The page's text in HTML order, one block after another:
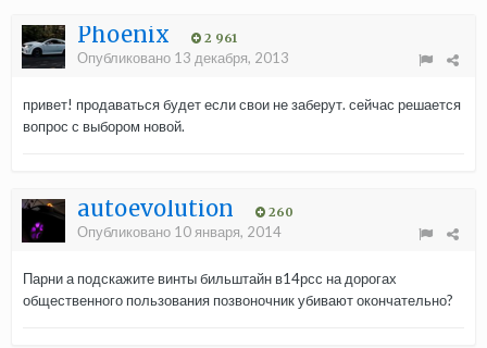
Phoenix 2 961
Опубликовано 13 декабря, 2013
привет! продаваться будет если свои не заберут. сейчас решается
вопрос с выбором новой.
autoevolution 260
Опубликовано 10 января, 2014
Парни а подскажите винты бильштайн в14рсс на дорогах
общественного пользования позвоночник убивают окончательно?